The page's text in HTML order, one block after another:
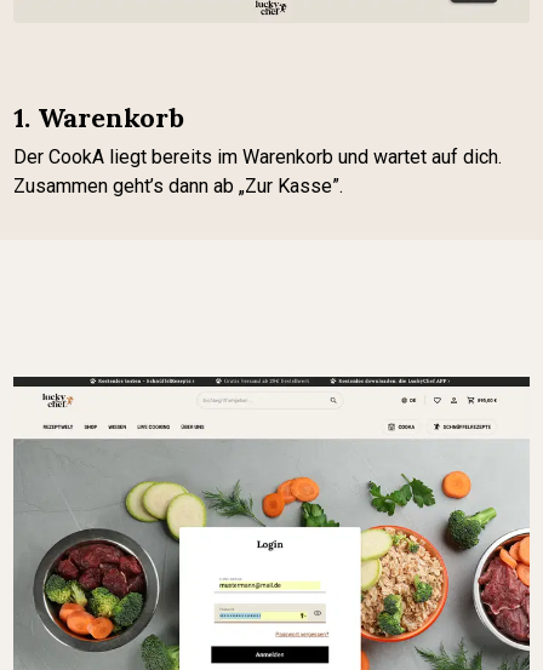
1. Warenkorb
Der CookA liegt bereits im Warenkorb und wartet auf dich.
Zusammen geht’s dann ab „Zur Kasse”.